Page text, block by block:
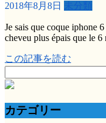
2018年8月8日 未分類
Je sais que coque iphone
cheveu plus épais que le
この記事を読む
索:
カテゴリー